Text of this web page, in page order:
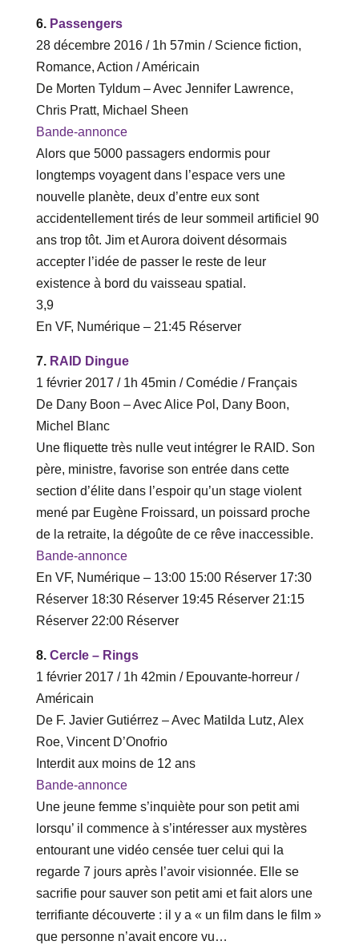
6. Passengers
28 décembre 2016 / 1h 57min / Science fiction,
Romance, Action / Américain
De Morten Tyldum – Avec Jennifer Lawrence,
Chris Pratt, Michael Sheen
Bande-annonce
Alors que 5000 passagers endormis pour
longtemps voyagent dans l’espace vers une
nouvelle planète, deux d’entre eux sont
accidentellement tirés de leur sommeil artificiel 90
ans trop tôt. Jim et Aurora doivent désormais
accepter l’idée de passer le reste de leur
existence à bord du vaisseau spatial.
3,9
En VF, Numérique – ‎21‎:‎45 Réserver
7. RAID Dingue
1 février 2017 / 1h 45min / Comédie / Français
De Dany Boon – Avec Alice Pol, Dany Boon,
Michel Blanc
Une fliquette très nulle veut intégrer le RAID. Son
père, ministre, favorise son entrée dans cette
section d’élite dans l’espoir qu’un stage violent
mené par Eugène Froissard, un poissard proche
de la retraite, la dégoûte de ce rêve inaccessible.
Bande-annonce
En VF, Numérique – ‎13‎:‎00 ‎15‎:‎00 Réserver‎ 17‎:‎30
Réserver ‎18‎:‎30 Réserver ‎19‎:‎45 Réserver‎ 21‎:‎15
Réserver ‎22‎:‎00 Réserver
8. Cercle – Rings
1 février 2017 / 1h 42min / Epouvante-horreur /
Américain
De F. Javier Gutiérrez – Avec Matilda Lutz, Alex
Roe, Vincent D’Onofrio
Interdit aux moins de 12 ans
Bande-annonce
Une jeune femme s’inquiète pour son petit ami
lorsqu’ il commence à s’intéresser aux mystères
entourant une vidéo censée tuer celui qui la
regarde 7 jours après l’avoir visionnée. Elle se
sacrifie pour sauver son petit ami et fait alors une
terrifiante découverte : il y a « un film dans le film »
que personne n’avait encore vu…